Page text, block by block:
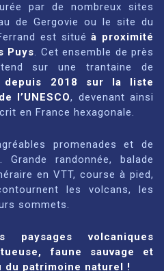
par de nombreux sites
de Gergovie ou le site du
est situéà proximité
Puys. Cet ensemble de près
sur une trantaine de
depuis 2018 sur la liste
l’UNESCO, devenant ainsi
en France hexagonale.
promenades et de
Grande randonnée, balade
en VTT, course à pied,
les volcans, les
sommets.
paysages volcaniques
faune sauvage et
du patrimoine naturel !